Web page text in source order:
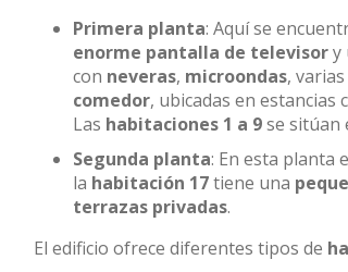
Primera planta: Aquí se
enorme pantalla de televisory
con neveras, microondas, varias
comedor, ubicadas en estancias
Las habitaciones 1 a 9se sitúan
Segunda planta: En esta planta
la habitación 17tiene una
terrazas privadas.
El edificio ofrece diferentes tipos de